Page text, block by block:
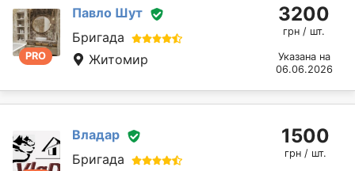
PRO
Павло Шут
Бригада
Житомир
3200
грн / шт.
Указана на
06.06.2026
Владар
Бригада
1500
грн / шт.